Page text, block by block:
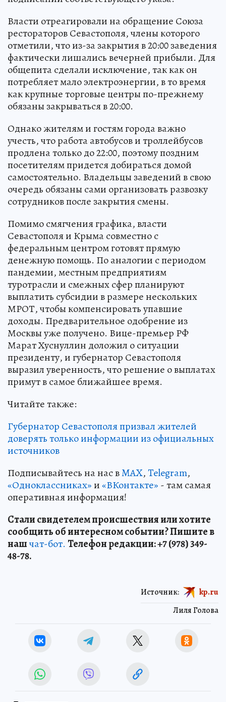
Власти отреагировали на обращение Союза
рестораторов Севастополя, члены которого
отметили, что из-за закрытия в 20:00 заведения
фактически лишались вечерней прибыли. Для
общепита сделали исключение, так как он
потребляет мало электроэнергии, в то время
как крупные торговые центры по-прежнему
обязаны закрываться в 20:00.
Однако жителям и гостям города важно
учесть, что работа автобусов и троллейбусов
продлена только до 22:00, поэтому поздним
посетителям придется добираться домой
самостоятельно. Владельцы заведений в свою
очередь обязаны сами организовать развозку
сотрудников после закрытия смены.
Помимо смягчения графика, власти
Севастополя и Крыма совместно с
федеральным центром готовят прямую
денежную помощь. По аналогии с периодом
пандемии, местным предприятиям
туротрасли и смежных сфер планируют
выплатить субсидии в размере нескольких
МРОТ, чтобы компенсировать упавшие
доходы. Предварительное одобрение из
Москвы уже получено. Вице-премьер РФ
Марат Хуснуллин доложил о ситуации
президенту, и губернатор Севастополя
выразил уверенность, что решение о выплатах
примут в самое ближайшее время.
Читайте также:
Губернатор Севастополя призвал жителей
доверять только информации из официальных
источников
Подписывайтесь на нас вMAX,Telegram,
«Одноклассниках»и«ВКонтакте» - там самая
оперативная информация!
Стали свидетелем происшествия или хотите
сообщить об интересном событии? Пишите в
нашчат-бот. Телефон редакции: +7 (978) 349-
48-78.
Лиля Голова
Источник: kp.ru